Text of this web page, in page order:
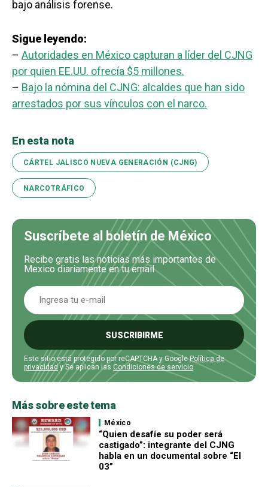
bajo análisis forense.
Sigue leyendo:
– Autoridades en México capturan a líder del CJNG
por quien EE.UU. ofrecía $5 millones.
– Bajo la nómina del CJNG: alcaldes que han sido
arrestados por sus vínculos con el narco.
En esta nota
CÁRTEL JALISCO NUEVA GENERACIÓN (CJNG)
NARCOTRÁFICO
Suscríbete al boletín de México
Recibe gratis las noticias más importantes de
Mexico diariamente en tu email
SUSCRIBIRME
Este sitio está protegido por reCAPTCHA y GooglePolítica de
privacidady Se aplican las Condiciones de servicio
Más sobre este tema
México
“Quien desafíe su poder será
castigado”: integrante del CJNG
habla en un documental sobre “El
03”